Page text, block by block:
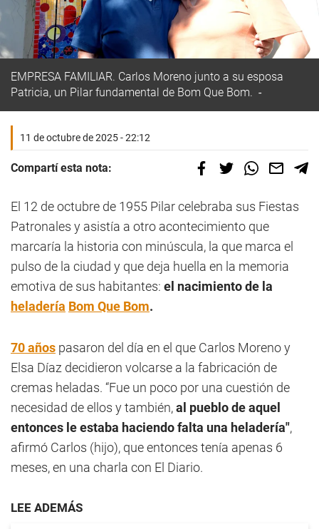
EMPRESA FAMILIAR. Carlos Moreno junto a su esposa
Patricia, un Pilar fundamental de Bom Que Bom.
11 de octubre de 2025 - 22:12
Compartí esta nota:
El 12 de octubre de 1955 Pilar celebraba sus Fiestas
Patronales y asistía a otro acontecimiento que
marcaría la historia con minúscula, la que marca el
pulso de la ciudad y que deja huella en la memoria
emotiva de sus habitantes: el nacimiento de la
heladería Bom Que Bom.
70 años pasaron del día en el que Carlos Moreno y
Elsa Díaz decidieron volcarse a la fabricación de
cremas heladas. “Fue un poco por una cuestión de
necesidad de ellos y también,al pueblo de aquel
entonces le estaba haciendo falta una heladería",
afirmó Carlos (hijo), que entonces tenía apenas 6
meses, en una charla con El Diario.
LEE ADEMÁS